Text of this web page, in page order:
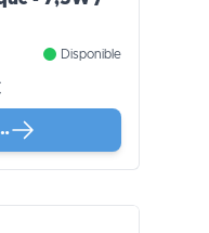
Disponible